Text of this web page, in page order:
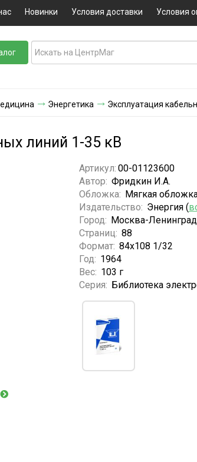
Новинки Условия доставки Условия
Энергетика Эксплуатация
линий 1-35 кВ
Артикул: 00-01123600
Автор: Фридкин И.А.
Обложка: Мягкая
Издательство: Энергия (
Город: Москва-Ленинград
Страниц: 88
Формат: 84x108 1/32
Год: 1964
Вес: 103 г
Серия: Библиотека